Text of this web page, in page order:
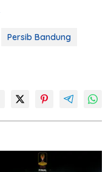
Persib Bandung